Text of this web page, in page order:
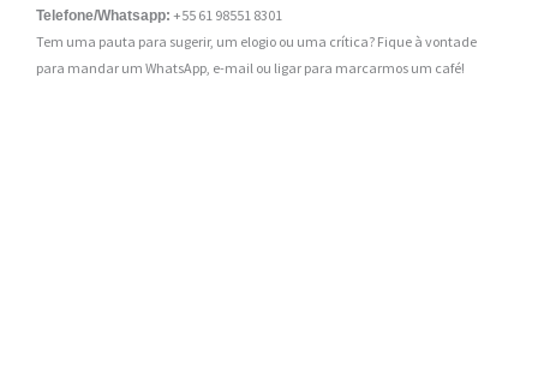
Telefone/Whatsapp: +55 61 98551 8301
Tem uma pauta para sugerir, um elogio ou uma crítica? Fique à vontade
para mandar um WhatsApp, e-mail ou ligar para marcarmos um café!